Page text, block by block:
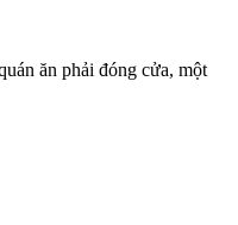
ăn phải đóng cửa, một